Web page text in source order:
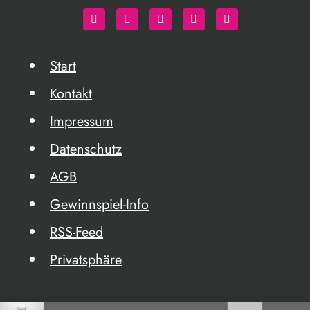
Start
Kontakt
Impressum
Datenschutz
AGB
Gewinnspiel-Info
RSS-Feed
Privatsphäre